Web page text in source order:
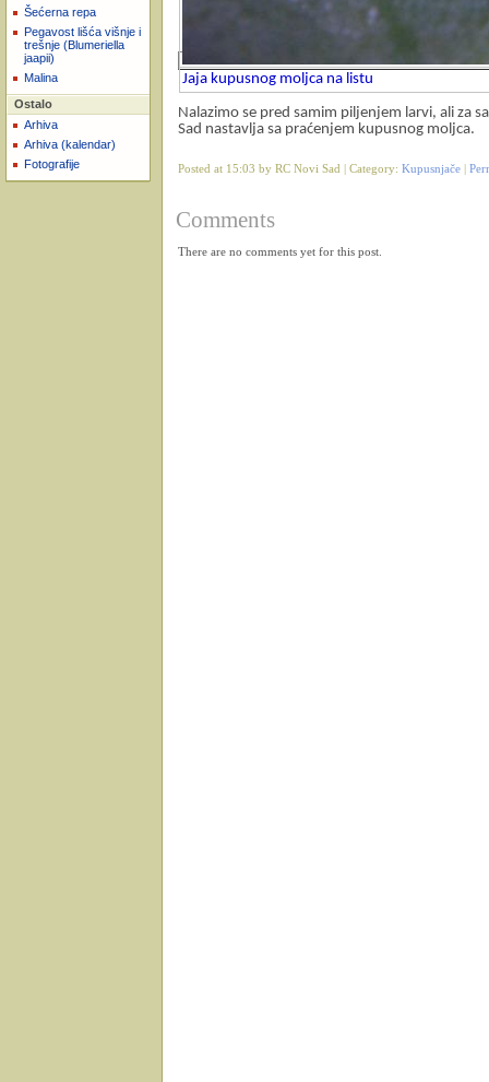
Šećerna repa
Pegavost lišća višnje i
trešnje (Blumeriella
jaapii)
Malina
Ostalo
Arhiva
Arhiva (kalendar)
Fotografije
Jaja kupusnog moljca na listu
Nalazimo se pred samim piljenjem larvi, ali za
Sad nastavlja sa praćenjem kupusnog moljca.
Posted at 15:03 by RC Novi Sad | Category: Kupusnjače
Comments
There are no comments yet for this post.